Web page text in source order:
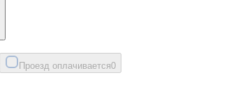
Проезд оплачивается0